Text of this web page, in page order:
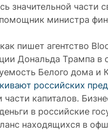
значительной части
министра
пишет агентство
Дональда Трампа в
Белого дома и
российских
части капиталов.
в российские
находящихся в